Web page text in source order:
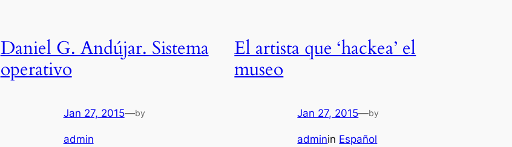
Daniel G. Andújar. Sistema
operativo
Jan 27, 2015—by
admin
El artista que ‘hackea’ el
museo
Jan 27, 2015—by
adminin Español